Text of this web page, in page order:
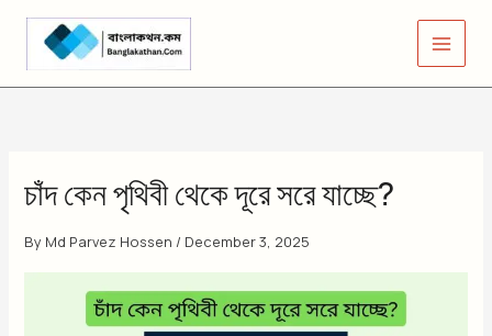
Skip
content
চাঁদ কেন পৃথিবী থেকে দূরে সরে যাচ্ছে?
By Md Parvez Hossen / December 3, 2025